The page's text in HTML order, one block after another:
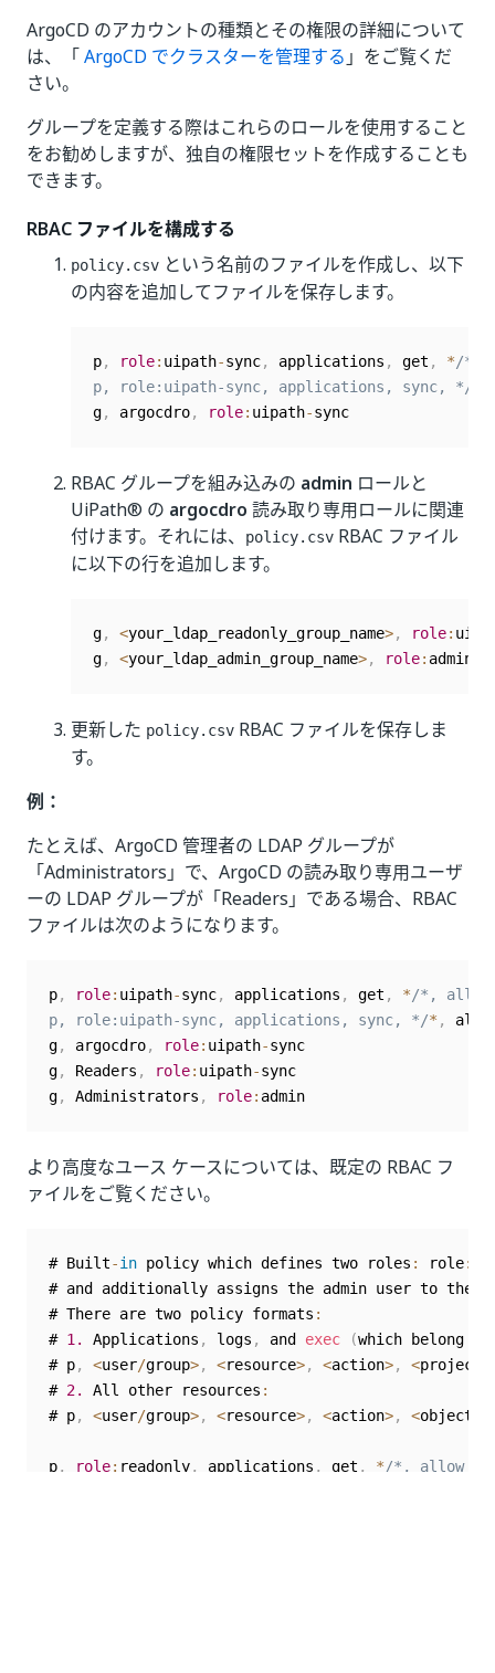
ArgoCD のアカウントの種類とその権限の詳細について
は、「ArgoCD でクラスターを管理する 」をご覧くだ
さい。
グループを定義する際はこれらのロールを使用すること
をお勧めしますが、独自の権限セットを作成することも
できます。
RBAC ファイルを構成する
policy.csv という名前のファイルを作成し、以下
の内容を追加してファイルを保存します。
p, role: uipath-sync, applications , get , */*,
p, role:uipath-sync, applications, sync, */
g, argocdro, role: uipath-sync
RBAC グループを組み込みの admin ロールと
UiPath® の argocdro 読み取り専用ロールに関連
付けます。それには、
policy.csv RBAC ファイル
に以下の行を追加します。
g, <your_ldap_readonly_group_name>, role:
g, <your_ldap_admin_group_name>, role: admin
更新した policy.csv RBAC ファイルを保存しま
す。
例：
たとえば、ArgoCD 管理者の LDAP グループが
「Administrators」で、ArgoCD の読み取り専用ユーザ
ーの LDAP グループが「Readers」である場合、RBAC
ファイルは次のようになります。
p, role: uipath-sync, applications , get , */*, allow
p, role:uipath-sync, applications, sync, */* ,
g, argocdro, role: uipath-sync
g, Readers , role: uipath-sync
g, Administrators , role: admin
より高度なユース ケースについては、既定の RBAC フ
ァイルをご覧ください。
# Built-in policy which defines two roles : role:
# and additionally assigns the admin user to the
# There are two policy formats :
# 1. Applications , logs , and exec (which belong
# p, <user/group>, <resource>, <action>, <project
# 2. All other resources :
# p, <user/group>, <resource>, <action>, <object
p, role: readonly, applications , get , */*, allow